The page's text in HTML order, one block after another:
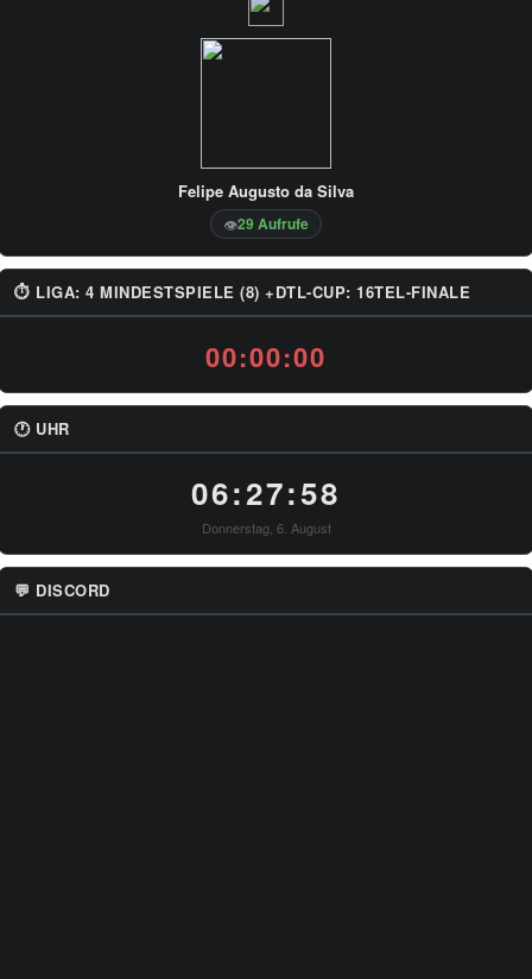
Felipe Augusto da Silva
👁29 Aufrufe
⏱ LIGA: 4 MINDESTSPIELE (8) +DTL-CUP: 16TEL-FINALE
00:00:00
🕐 UHR
06:27:58
Donnerstag, 6. August
💬 DISCORD